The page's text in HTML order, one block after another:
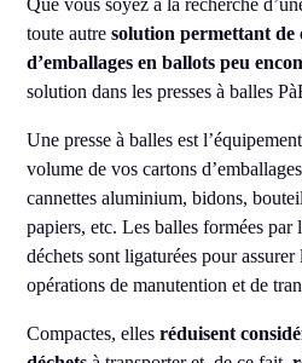
Que vous soyez à la recherche
toute autresolution permettant de
d’emballages en ballots peu
solution dans les presses à balles
Une presse à balles est
volume de vos cartons
cannettes aluminium, bidons,
papiers, etc. Les balles formées par
déchets sont ligaturées pour
opérations de manutention et de
Compactes, ellesréduisent